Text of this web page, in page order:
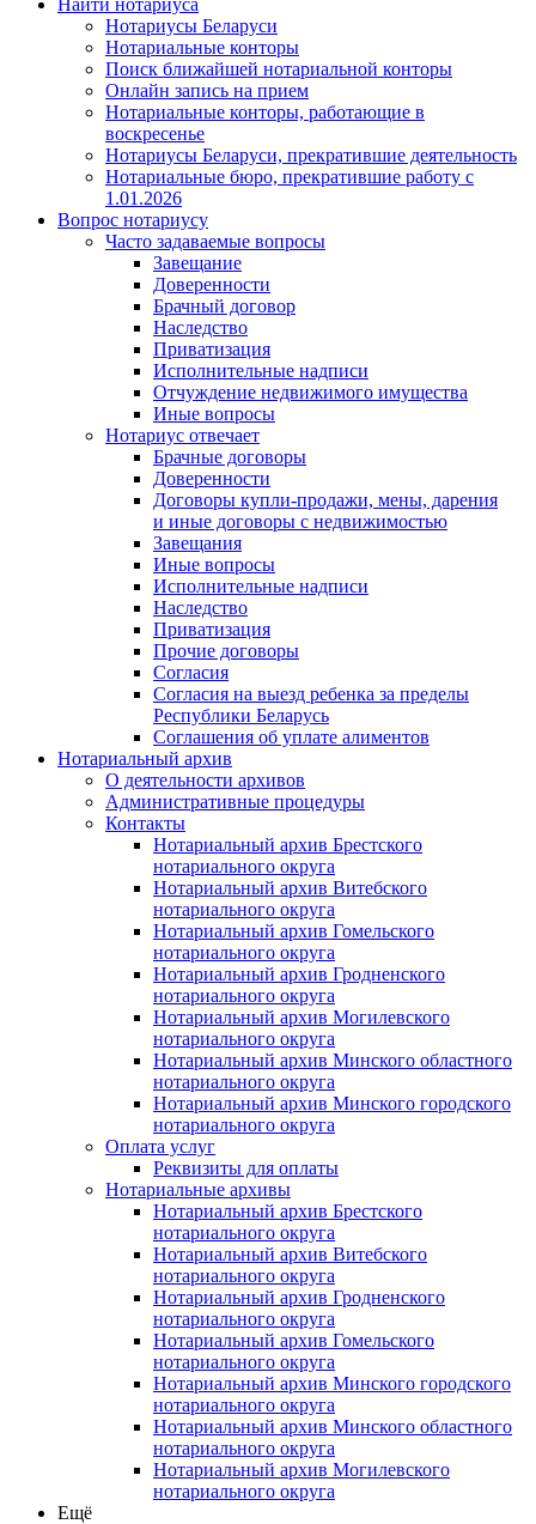
Нотариусы Беларуси
Нотариальные конторы
Поиск ближайшей нотариальной конторы
Онлайн запись на прием
Нотариальные конторы, работающие в
воскресенье
Нотариусы Беларуси, прекратившие деятельность
Нотариальные бюро, прекратившие работу с
1.01.2026
Вопрос нотариусу
Часто задаваемые вопросы
Завещание
Доверенности
Брачный договор
Наследство
Приватизация
Исполнительные надписи
Отчуждение недвижимого имущества
Иные вопросы
Нотариус отвечает
Брачные договоры
Доверенности
Договоры купли-продажи, мены, дарения
и иные договоры с недвижимостью
Завещания
Иные вопросы
Исполнительные надписи
Наследство
Приватизация
Прочие договоры
Согласия
Согласия на выезд ребенка за пределы
Республики Беларусь
Соглашения об уплате алиментов
Нотариальный архив
О деятельности архивов
Административные процедуры
Контакты
Нотариальный архив Брестского
нотариального округа
Нотариальный архив Витебского
нотариального округа
Нотариальный архив Гомельского
нотариального округа
Нотариальный архив Гродненского
нотариального округа
Нотариальный архив Могилевского
нотариального округа
Нотариальный архив Минского областного
нотариального округа
Нотариальный архив Минского городского
нотариального округа
Оплата услуг
Реквизиты для оплаты
Нотариальные архивы
Нотариальный архив Брестского
нотариального округа
Нотариальный архив Витебского
нотариального округа
Нотариальный архив Гродненского
нотариального округа
Нотариальный архив Гомельского
нотариального округа
Нотариальный архив Минского городского
нотариального округа
Нотариальный архив Минского областного
нотариального округа
Нотариальный архив Могилевского
нотариального округа
Ещё